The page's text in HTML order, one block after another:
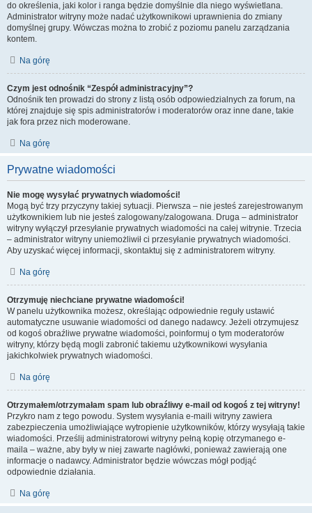
do określenia, jaki kolor i ranga będzie domyślnie dla niego wyświetlana.
Administrator witryny może nadać użytkownikowi uprawnienia do zmiany
domyślnej grupy. Wówczas można to zrobić z poziomu panelu zarządzania
kontem.
Na górę
Czym jest odnośnik “Zespół administracyjny”?
Odnośnik ten prowadzi do strony z listą osób odpowiedzialnych za forum, na
której znajduje się spis administratorów i moderatorów oraz inne dane, takie
jak fora przez nich moderowane.
Na górę
Prywatne wiadomości
Nie mogę wysyłać prywatnych wiadomości!
Mogą być trzy przyczyny takiej sytuacji. Pierwsza – nie jesteś zarejestrowanym
użytkownikiem lub nie jesteś zalogowany/zalogowana. Druga – administrator
witryny wyłączył przesyłanie prywatnych wiadomości na całej witrynie. Trzecia
– administrator witryny uniemożliwił ci przesyłanie prywatnych wiadomości.
Aby uzyskać więcej informacji, skontaktuj się z administratorem witryny.
Na górę
Otrzymuję niechciane prywatne wiadomości!
W panelu użytkownika możesz, określając odpowiednie reguły ustawić
automatyczne usuwanie wiadomości od danego nadawcy. Jeżeli otrzymujesz
od kogoś obraźliwe prywatne wiadomości, poinformuj o tym moderatorów
witryny, którzy będą mogli zabronić takiemu użytkownikowi wysyłania
jakichkolwiek prywatnych wiadomości.
Na górę
Otrzymałem/otrzymałam spam lub obraźliwy e-mail od kogoś z tej witryny!
Przykro nam z tego powodu. System wysyłania e-maili witryny zawiera
zabezpieczenia umożliwiające wytropienie użytkowników, którzy wysyłają takie
wiadomości. Prześlij administratorowi witryny pełną kopię otrzymanego e-
maila – ważne, aby były w niej zawarte nagłówki, ponieważ zawierają one
informacje o nadawcy. Administrator będzie wówczas mógł podjąć
odpowiednie działania.
Na górę